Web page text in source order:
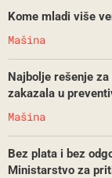
Kome mladi više
Mašina
Najbolje rešenje
zakazala u
Mašina
Bez plata i bez
Ministarstvo za